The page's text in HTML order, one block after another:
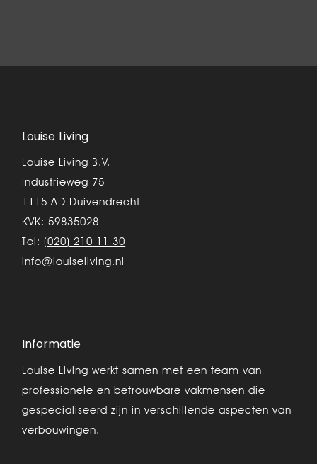
Louise Living
Louise Living B.V.
Industrieweg 75
1115 AD Duivendrecht
KVK: 59835028
Tel: (020) 210 11 30
info@louiseliving.nl
Informatie
Louise Living werkt samen met een team van
professionele en betrouwbare vakmensen die
gespecialiseerd zijn in verschillende aspecten van
verbouwingen.